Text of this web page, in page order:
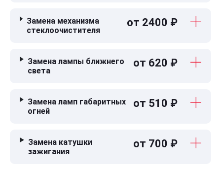
Замена механизма
стеклоочистителя
от 2400 ₽
Замена лампы ближнего
света
от 620 ₽
Замена ламп габаритных
огней
от 510 ₽
Замена катушки
зажигания
от 700 ₽